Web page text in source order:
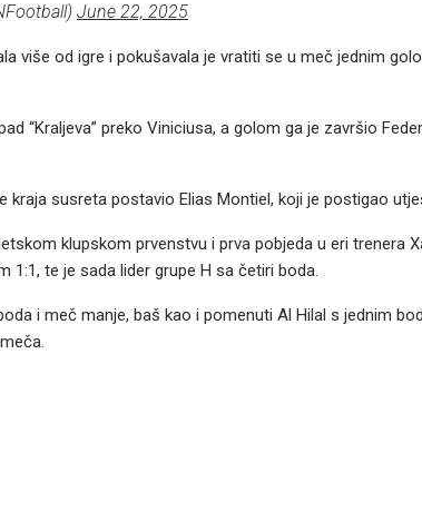
June 22, 2025
više od igre i pokušavala je vratiti se u meč jednim
“Kraljeva” preko Viniciusa, a golom ga je završio
kraja susreta postavio Elias Montiel, koji je postigao
klupskom prvenstvu i prva pobjeda u eri trenera
1:1, te je sada lider grupe H sa četiri boda.
i meč manje, baš kao i pomenuti Al Hilal s jednim